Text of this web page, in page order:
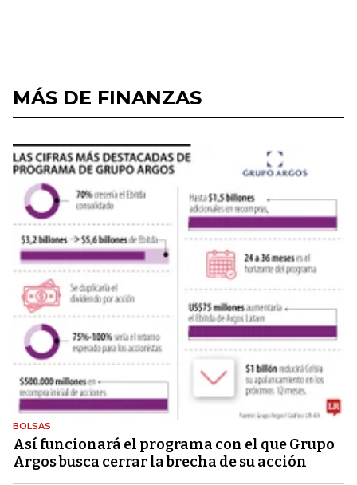
MÁS DE FINANZAS
BOLSAS
Así funcionará el programa con el que Grupo
Argos busca cerrar la brecha de su acción